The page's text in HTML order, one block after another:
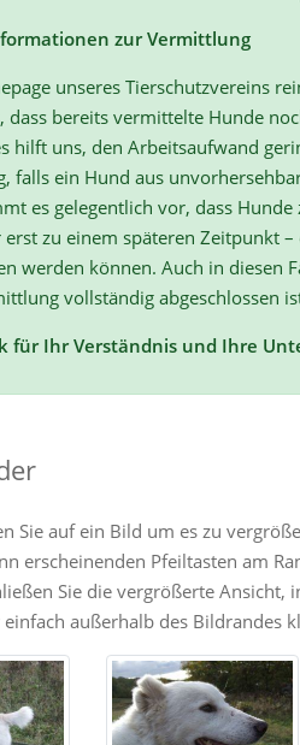
zur Vermittlung
unseres Tierschutzvereins
dass bereits vermittelte Hunde
hilft uns, den Arbeitsaufwand
falls ein Hund aus
es gelegentlich vor, dass
erst zu einem späteren Zeitpunkt
werden können. Auch in diesen
vollständig abgeschlossen
für Ihr Verständnis und Ihre
Sie auf ein Bild um es zu
erscheinenden Pfeiltasten am
Sie die vergrößerte
einfach außerhalb des Bildrandes